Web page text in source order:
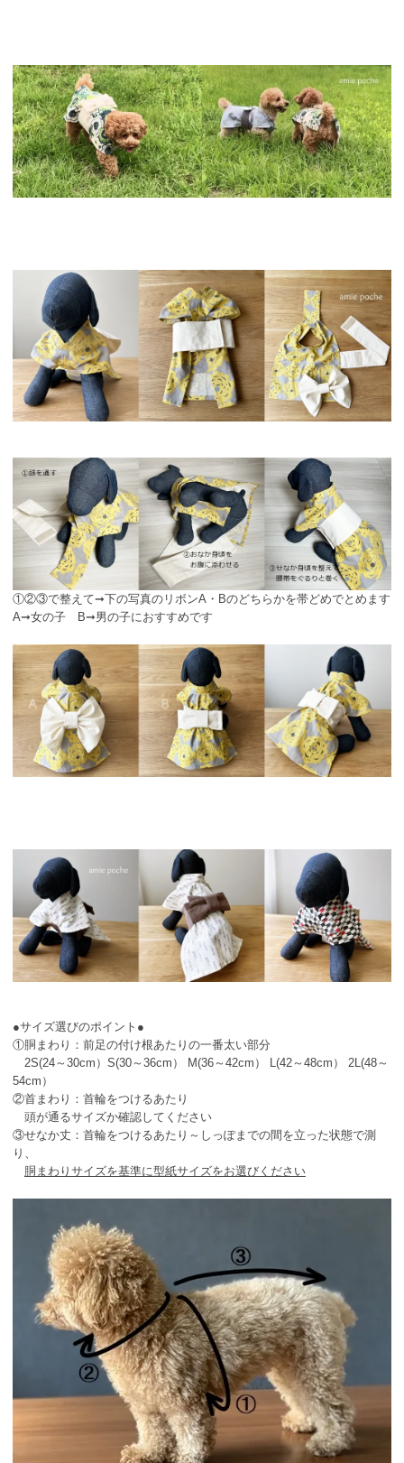
①②③で整えて➞下の写真のリボンA・Bのどちらかを帯どめでとめます
A➞女の子 B➞男の子におすすめです
●サイズ選びのポイント●
①胴まわり：前足の付け根あたりの一番太い部分
2S(24～30cm）S(30～36cm） M(36～42cm） L(42～48cm） 2L(48～
54cm）
②首まわり：首輪をつけるあたり
頭が通るサイズか確認してください
③せなか丈：首輪をつけるあたり～しっぽまでの間を立った状態で測
り、
胴まわりサイズを基準に型紙サイズをお選びください